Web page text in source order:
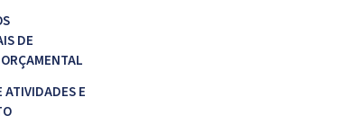
DE
ATIVIDADES E